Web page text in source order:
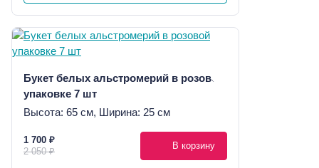
Букет белых альстромерий в розовой
упаковке 7 шт
Высота: 65 см, Ширина: 25 см
1 700 ₽
2 050 ₽
В корзину